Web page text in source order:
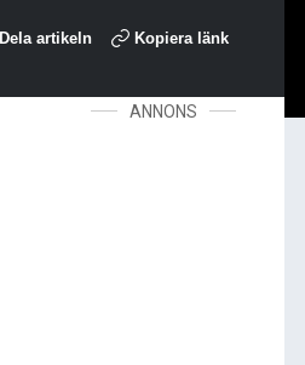
Dela artikeln Kopiera länk
ANNONS